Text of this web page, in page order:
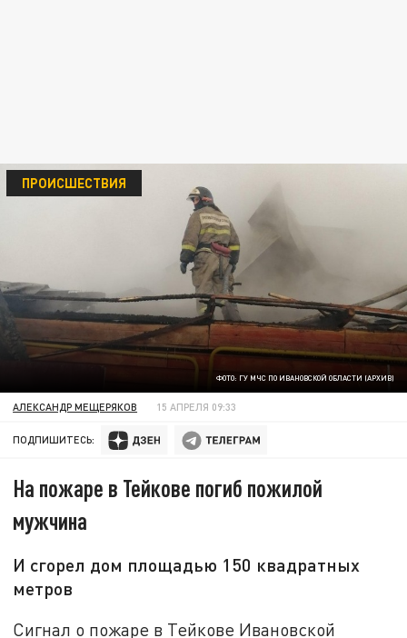
ФОТО: ГУ МЧС ПО ИВАНОВСКОЙ ОБЛАСТИ (АРХИВ)
ПРОИСШЕСТВИЯ
АЛЕКСАНДР МЕЩЕРЯКОВ 15 АПРЕЛЯ 09:33
ПОДПИШИТЕСЬ:
На пожаре в Тейкове погиб пожилой
мужчина
И сгорел дом площадью 150 квадратных
метров
Сигнал о пожаре в Тейкове Ивановской